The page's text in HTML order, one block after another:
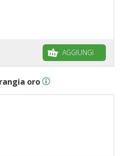
AGGIUNGI
oro